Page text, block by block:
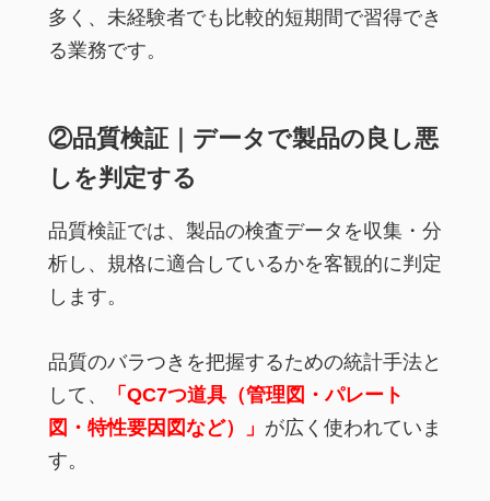
多く、未経験者でも比較的短期間で習得でき
る業務です。
②品質検証｜データで製品の良し悪
しを判定する
品質検証では、製品の検査データを収集・分
析し、規格に適合しているかを客観的に判定
します。
品質のバラつきを把握するための統計手法と
して、
「QC7つ道具（管理図・パレート
図・特性要因図など）」 が広く使われていま
す。